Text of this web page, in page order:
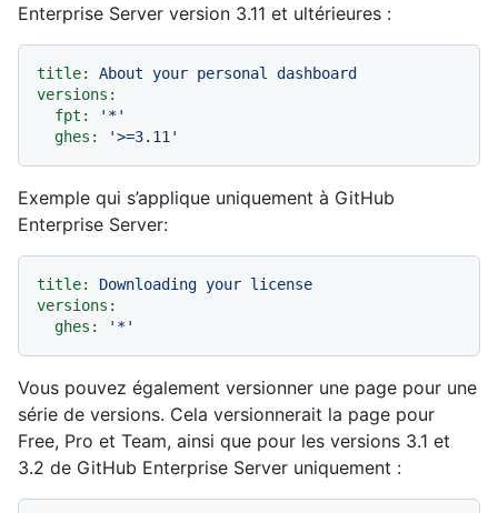
Enterprise Server version 3.11 et ultérieures :
title: About your personal dashboard
versions:
fpt:
'*'
ghes:
'>=3.11'
Exemple qui s’applique uniquement à GitHub
Enterprise Server:
title: Downloading your license
versions:
ghes:
'*'
Vous pouvez également versionner une page pour une
série de versions. Cela versionnerait la page pour
Free, Pro et Team, ainsi que pour les versions 3.1 et
3.2 de GitHub Enterprise Server uniquement :